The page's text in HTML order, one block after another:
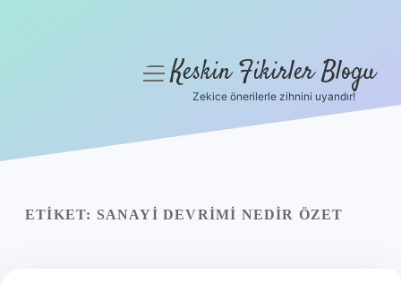
Yasal Uyarı
menüyüKeskin Fikirler Blogu
Zekice önerilerle zihnini uyandır!
ETIKET: SANAYI DEVRIMI NEDIR ÖZET